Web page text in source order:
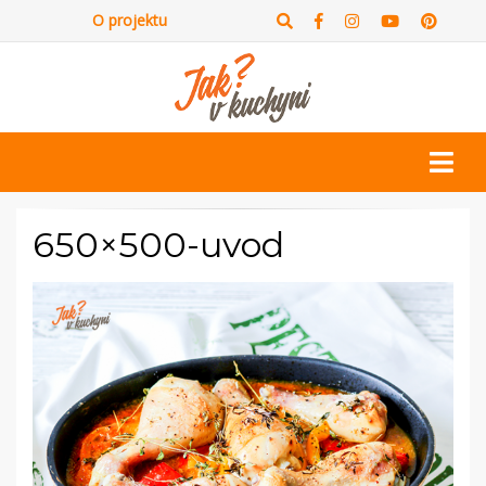
O projektu
650×500-uvod